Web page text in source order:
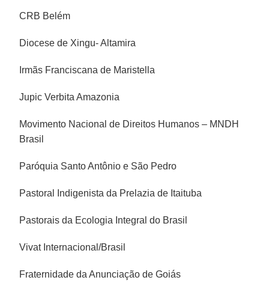
CRB Belém
Diocese de Xingu- Altamira
Irmãs Franciscana de Maristella
Jupic Verbita Amazonia
Movimento Nacional de Direitos Humanos – MNDH
Brasil
Paróquia Santo Antônio e São Pedro
Pastoral Indigenista da Prelazia de Itaituba
Pastorais da Ecologia Integral do Brasil
Vivat Internacional/Brasil
Fraternidade da Anunciação de Goiás